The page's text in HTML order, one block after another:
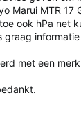
Marui MTR 17
ook hPa net
graag
met een merk